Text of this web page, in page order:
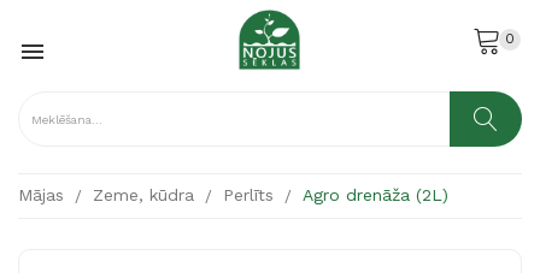
 0
Mājas Zeme, kūdra Perlīts Agro drenāža (2L)